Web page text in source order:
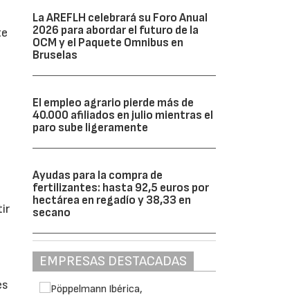
La AREFLH celebrará su Foro Anual
2026 para abordar el futuro de la
OCM y el Paquete Omnibus en
Bruselas
El empleo agrario pierde más de
40.000 afiliados en julio mientras el
paro sube ligeramente
Ayudas para la compra de
fertilizantes: hasta 92,5 euros por
hectárea en regadío y 38,33 en
secano
EMPRESAS DESTACADAS